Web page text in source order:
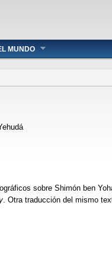
MUNDO
sobre Shimón ben
. Otra traducción del mismo